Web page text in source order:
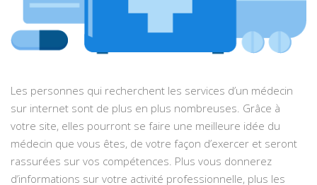
Les personnes qui recherchent les services d’un médecin
sur internet sont de plus en plus nombreuses. Grâce à
votre site, elles pourront se faire une meilleure idée du
médecin que vous êtes, de votre façon d’exercer et seront
rassurées sur vos compétences. Plus vous donnerez
d’informations sur votre activité professionnelle, plus les